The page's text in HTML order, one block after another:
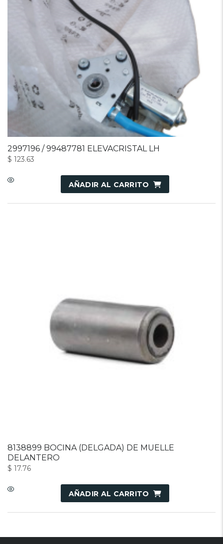
2997196 / 99487781 ELEVACRISTAL LH
$ 123.63
AÑADIR AL CARRITO
8138899 BOCINA (DELGADA) DE MUELLE
DELANTERO
$ 17.76
AÑADIR AL CARRITO